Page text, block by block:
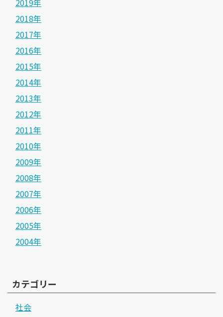
2019年
2018年
2017年
2016年
2015年
2014年
2013年
2012年
2011年
2010年
2009年
2008年
2007年
2006年
2005年
2004年
カテゴリー
社会